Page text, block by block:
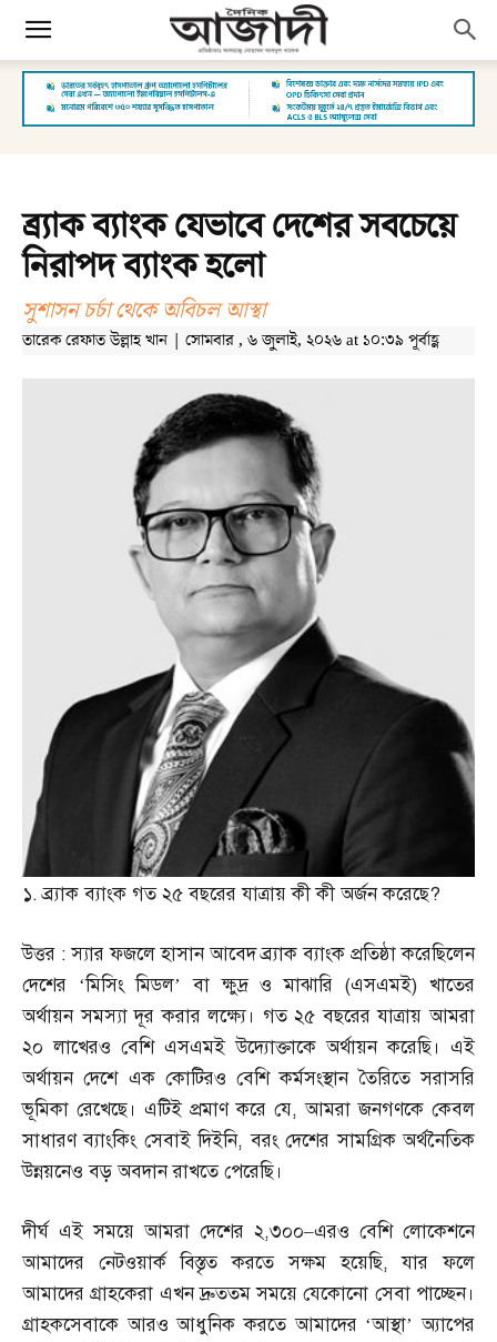
ব্র্যাক ব্যাংক যেভাবে দেশের সবচেয়ে
নিরাপদ ব্যাংক হলো
সুশাসন চর্চা থেকে অবিচল আস্থা
তারেক রেফাত উল্লাহ খান | সোমবার , ৬ জুলাই, ২০২৬ at ১০:৩৯ পূর্বাহ্ণ
১.ব্র্যাক ব্যাংক গত ২৫ বছরের যাত্রায় কী কী অর্জন করেছে?
উত্তর :স্যার ফজলে হাসান আবেদ ব্র্যাক ব্যাংক প্রতিষ্ঠা করেছিলেন
দেশের ‘মিসিং মিডল’ বা ক্ষুদ্র ও মাঝারি (এসএমই) খাতের
অর্থায়ন সমস্যা দূর করার লক্ষ্যে। গত ২৫ বছরের যাত্রায় আমরা
২০ লাখেরও বেশি এসএমই উদ্যোক্তাকে অর্থায়ন করেছি। এই
অর্থায়ন দেশে এক কোটিরও বেশি কর্মসংস্থান তৈরিতে সরাসরি
ভূমিকা রেখেছে। এটিই প্রমাণ করে যে,আমরা জনগণকে কেবল
সাধারণ ব্যাংকিং সেবাই দিইনি,বরং দেশের সামগ্রিক অর্থনৈতিক
উন্নয়নেও বড় অবদান রাখতে পেরেছি।
দীর্ঘ এই সময়ে আমরা দেশের ২,৩০০–এরও বেশি লোকেশনে
আমাদের নেটওয়ার্ক বিস্তৃত করতে সক্ষম হয়েছি,যার ফলে
আমাদের গ্রাহকেরা এখন দ্রুততম সময়ে যেকোনো সেবা পাচ্ছেন।
গ্রাহকসেবাকে আরও আধুনিক করতে আমাদের ‘আস্থা’ অ্যাপের